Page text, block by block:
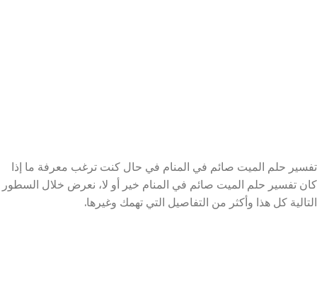
تفسير حلم الميت صائم في المنام في حال كنت ترغب معرفة ما إذا
كان تفسير حلم الميت صائم في المنام خير أو لا، نعرض خلال السطور
التالية كل هذا وأكثر من التفاصيل التي تهمك وغيرها.